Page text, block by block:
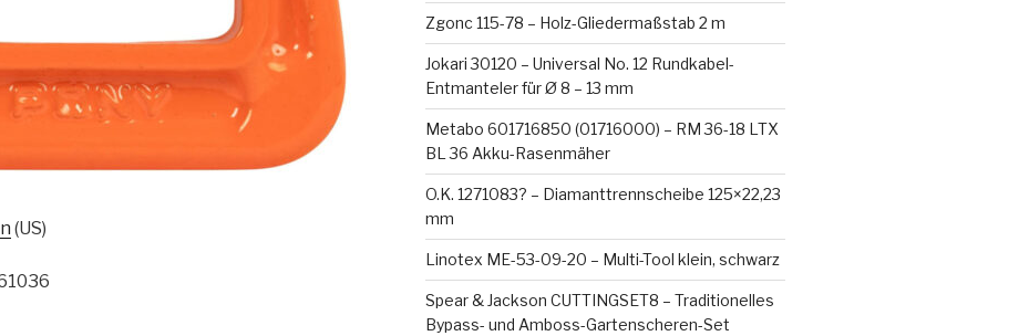
(US)
Zgonc 115-78 – Holz-Gliedermaßstab 2 m
Jokari 30120 – Universal No. 12 Rundkabel-
Entmanteler für Ø 8 – 13 mm
Metabo 601716850 (01716000) – RM 36-18 LTX
BL 36 Akku-Rasenmäher
O.K. 1271083? – Diamanttrennscheibe 125×22,23
mm
Linotex ME-53-09-20 – Multi-Tool klein, schwarz
Spear & Jackson CUTTINGSET8 – Traditionelles
Bypass- und Amboss-Gartenscheren-Set